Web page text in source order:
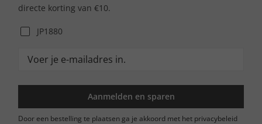
directe korting van €10.
JP1880
Aanmelden en sparen
Door een bestelling te plaatsen ga je akkoord met het privacybeleid